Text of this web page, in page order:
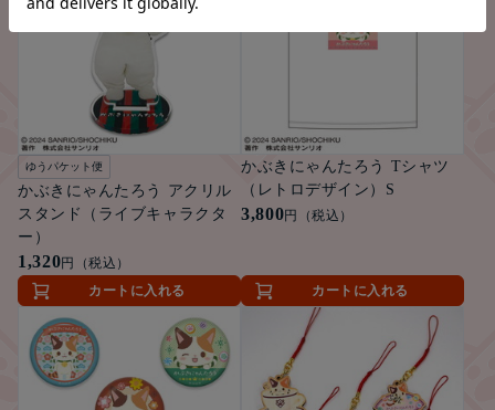
ゆうパケット便
かぶきにゃんたろう アクリル
スタンド（ライブキャラクタ
ー）
1,320円（税込）
カートに入れる
かぶきにゃんたろう Tシャツ
（レトロデザイン）S
3,800円（税込）
カートに入れる